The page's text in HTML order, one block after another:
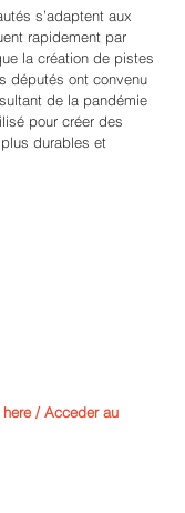
s’adaptent aux
rapidement par
la création de pistes
députés ont convenu
de la pandémie
pour créer des
durables et
/ Acceder au